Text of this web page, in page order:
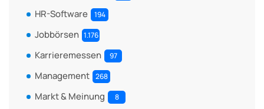
HR-Software 194
Jobbörsen 1.176
Karrieremessen 97
Management 268
Markt & Meinung 8